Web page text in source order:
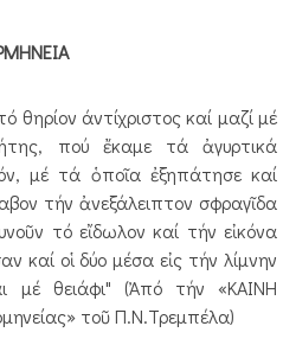
θηρίον άντίχριστος καί μαζί μέ
πού ἔκαμε τά ἀγυρτικά
μέ τά ὁποῖα ἐξηπάτησε καί
τήν ἀνεξάλειπτον σφραγῖδα
τό εἴδωλον καί τήν εἰκόνα
καί οἱ δύο μέσα εἰς τήν λίμνην
μέ θειάφι" (Ἀπό τήν «ΚΑΙΝΗ
τοῦ Π.Ν.Τρεμπέλα)